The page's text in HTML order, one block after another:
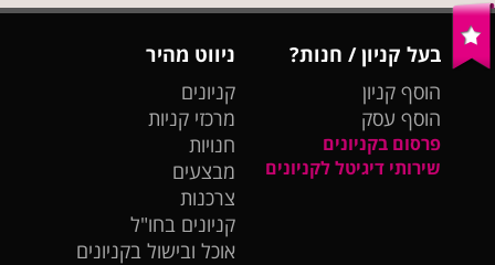
בעל קניון / חנות?
הוסף קניון
הוסף עסק
פרסום בקניונים
שירותי דיגיטל לקניונים
ניווט מהיר
קניונים
מרכזי קניות
חנויות
מבצעים
צרכנות
קניונים בחו"ל
אוכל ובישול בקניונים